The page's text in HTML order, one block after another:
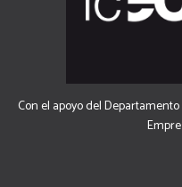
Con el apoyo del